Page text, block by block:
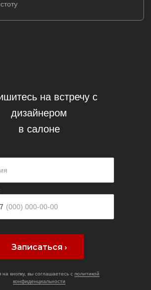
Записаться ›
на встречу с
дизайнером
в салоне
кнопку, вы соглашаетесь с политикой
конфиденциальности